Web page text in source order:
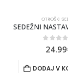
OTROŠKI
0out
24.99
DODAJ V